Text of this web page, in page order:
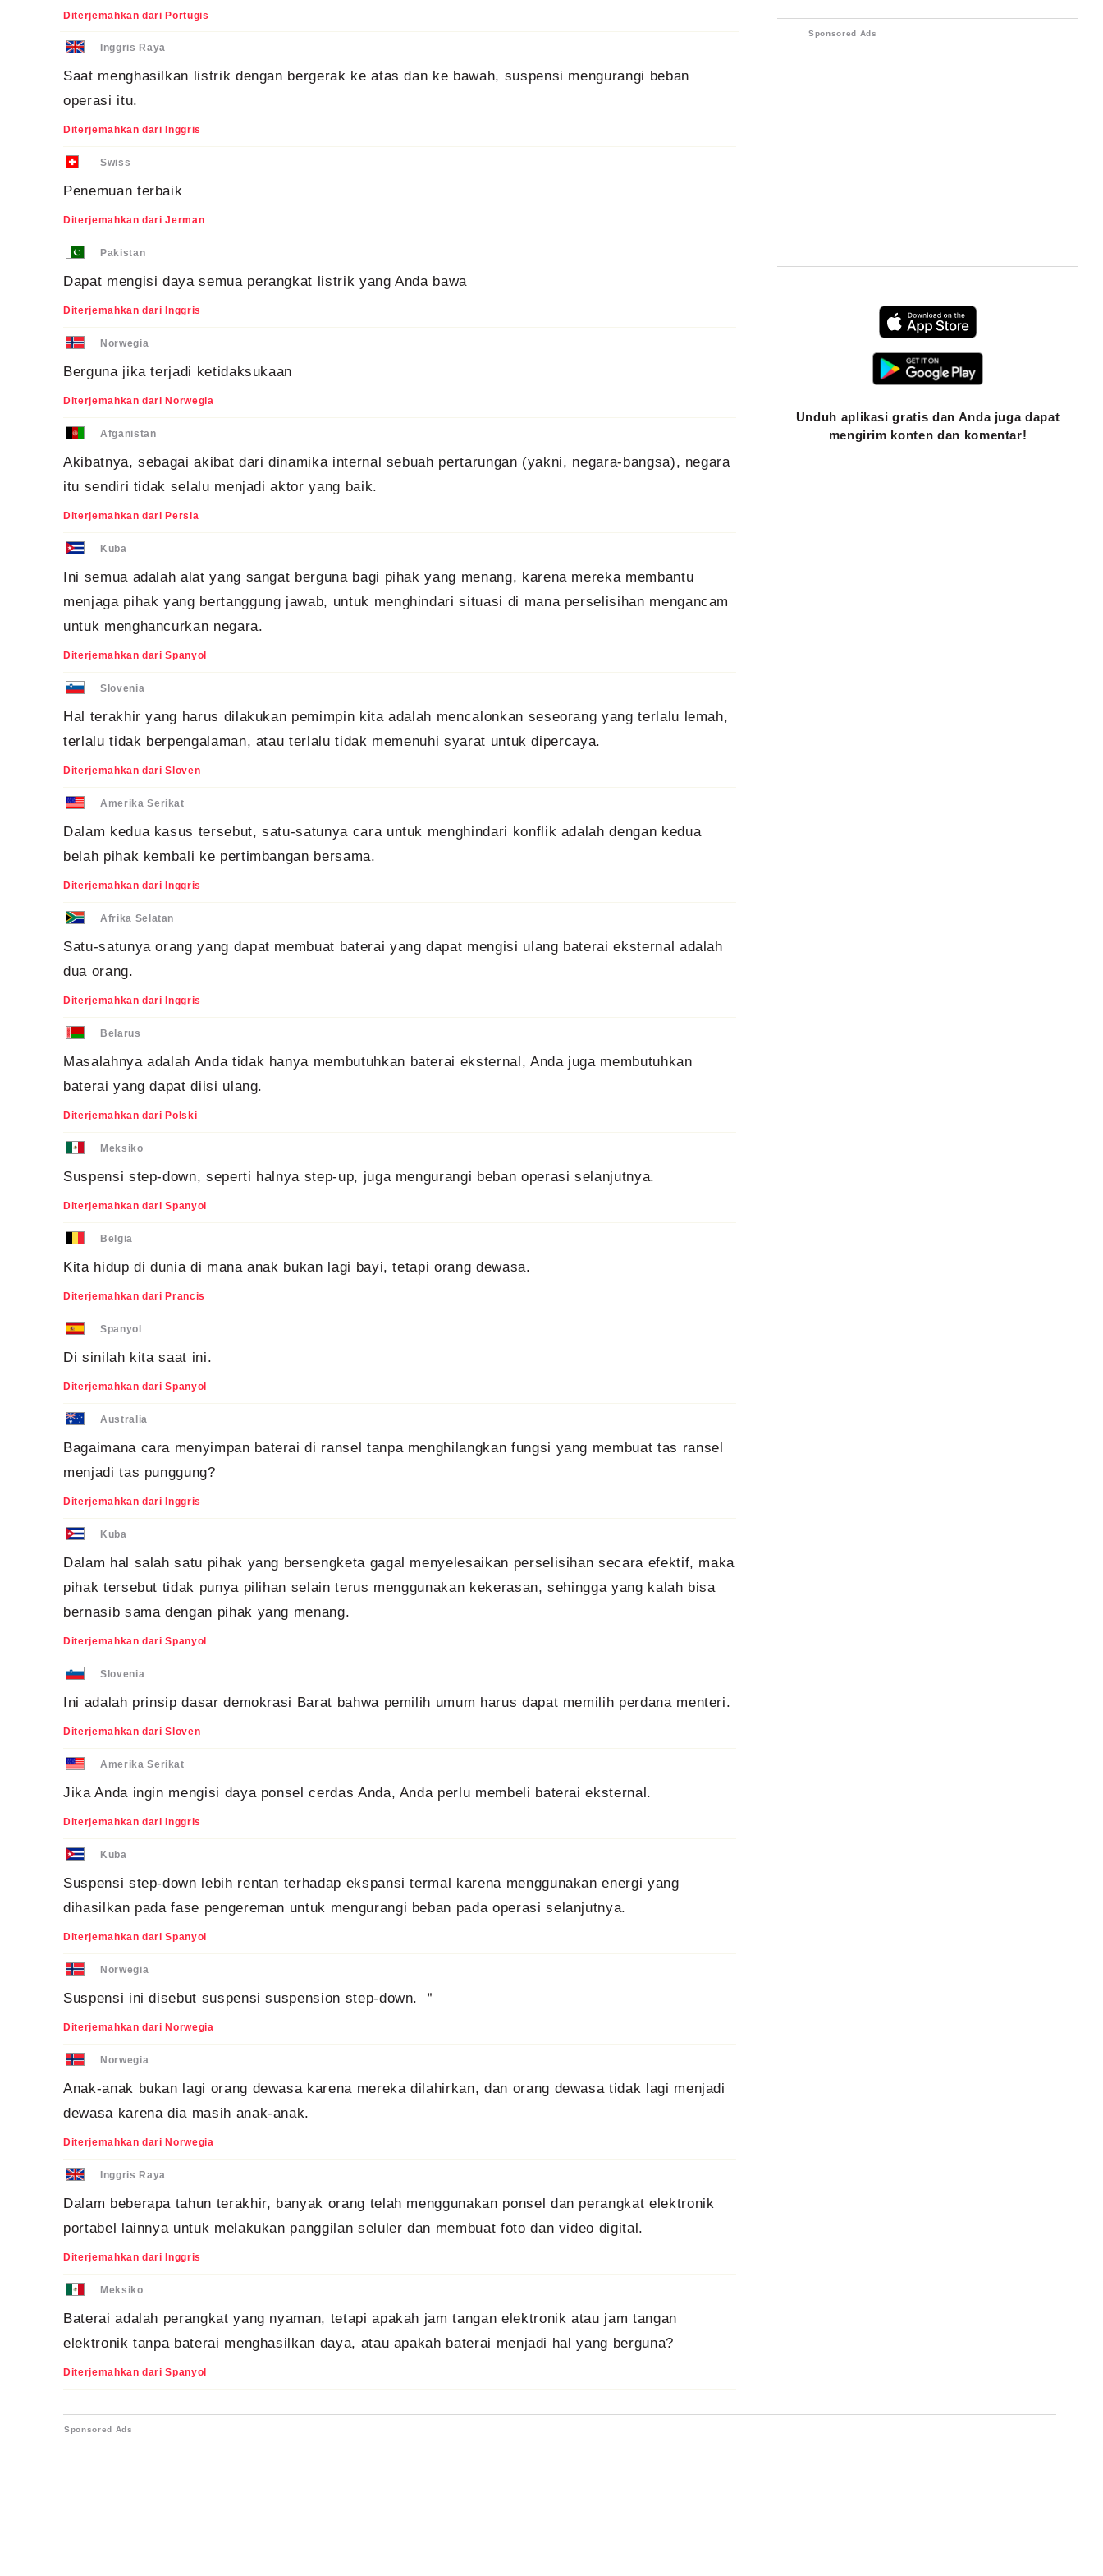
Diterjemahkan dari Portugis
Inggris Raya
Saat menghasilkan listrik dengan bergerak ke atas dan ke bawah, suspensi mengurangi beban
operasi itu.
Diterjemahkan dari Inggris
Swiss
Penemuan terbaik
Diterjemahkan dari Jerman
Pakistan
Dapat mengisi daya semua perangkat listrik yang Anda bawa
Diterjemahkan dari Inggris
Norwegia
Berguna jika terjadi ketidaksukaan
Diterjemahkan dari Norwegia
Afganistan
Akibatnya, sebagai akibat dari dinamika internal sebuah pertarungan (yakni, negara-bangsa), negara
itu sendiri tidak selalu menjadi aktor yang baik.
Diterjemahkan dari Persia
Kuba
Ini semua adalah alat yang sangat berguna bagi pihak yang menang, karena mereka membantu
menjaga pihak yang bertanggung jawab, untuk menghindari situasi di mana perselisihan mengancam
untuk menghancurkan negara.
Diterjemahkan dari Spanyol
Slovenia
Hal terakhir yang harus dilakukan pemimpin kita adalah mencalonkan seseorang yang terlalu lemah,
terlalu tidak berpengalaman, atau terlalu tidak memenuhi syarat untuk dipercaya.
Diterjemahkan dari Sloven
Amerika Serikat
Dalam kedua kasus tersebut, satu-satunya cara untuk menghindari konflik adalah dengan kedua
belah pihak kembali ke pertimbangan bersama.
Diterjemahkan dari Inggris
Afrika Selatan
Satu-satunya orang yang dapat membuat baterai yang dapat mengisi ulang baterai eksternal adalah
dua orang.
Diterjemahkan dari Inggris
Belarus
Masalahnya adalah Anda tidak hanya membutuhkan baterai eksternal, Anda juga membutuhkan
baterai yang dapat diisi ulang.
Diterjemahkan dari Polski
Meksiko
Suspensi step-down, seperti halnya step-up, juga mengurangi beban operasi selanjutnya.
Diterjemahkan dari Spanyol
Belgia
Kita hidup di dunia di mana anak bukan lagi bayi, tetapi orang dewasa.
Diterjemahkan dari Prancis
Spanyol
Di sinilah kita saat ini.
Diterjemahkan dari Spanyol
Australia
Bagaimana cara menyimpan baterai di ransel tanpa menghilangkan fungsi yang membuat tas ransel
menjadi tas punggung?
Diterjemahkan dari Inggris
Kuba
Dalam hal salah satu pihak yang bersengketa gagal menyelesaikan perselisihan secara efektif, maka
pihak tersebut tidak punya pilihan selain terus menggunakan kekerasan, sehingga yang kalah bisa
bernasib sama dengan pihak yang menang.
Diterjemahkan dari Spanyol
Slovenia
Ini adalah prinsip dasar demokrasi Barat bahwa pemilih umum harus dapat memilih perdana menteri.
Diterjemahkan dari Sloven
Amerika Serikat
Jika Anda ingin mengisi daya ponsel cerdas Anda, Anda perlu membeli baterai eksternal.
Diterjemahkan dari Inggris
Kuba
Suspensi step-down lebih rentan terhadap ekspansi termal karena menggunakan energi yang
dihasilkan pada fase pengereman untuk mengurangi beban pada operasi selanjutnya.
Diterjemahkan dari Spanyol
Norwegia
Suspensi ini disebut suspensi suspension step-down. ＂
Diterjemahkan dari Norwegia
Norwegia
Anak-anak bukan lagi orang dewasa karena mereka dilahirkan, dan orang dewasa tidak lagi menjadi
dewasa karena dia masih anak-anak.
Diterjemahkan dari Norwegia
Inggris Raya
Dalam beberapa tahun terakhir, banyak orang telah menggunakan ponsel dan perangkat elektronik
portabel lainnya untuk melakukan panggilan seluler dan membuat foto dan video digital.
Diterjemahkan dari Inggris
Meksiko
Baterai adalah perangkat yang nyaman, tetapi apakah jam tangan elektronik atau jam tangan
elektronik tanpa baterai menghasilkan daya, atau apakah baterai menjadi hal yang berguna?
Diterjemahkan dari Spanyol
tersebut membenarkan pentingnya
elektronik
Sponsored Ads
Unduh aplikasi gratis dan Anda juga dapat
mengirim konten dan komentar!
Sponsored Ads